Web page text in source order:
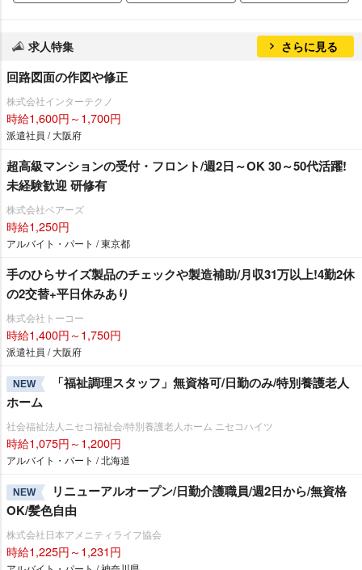
求人特集 さらに見る
回路図面の作図や修正
株式会社インターテクノ
時給1,600円～1,700円
派遣社員 / 大阪府
超高級マンションの受付・フロント/週2日～OK 30～50代活躍!
未経験歓迎 研修有
株式会社ベアーズ
時給1,250円
アルバイト・パート / 東京都
手のひらサイズ製品のチェックや製造補助/月収31万以上!4勤2休
の2交替+平日休みあり
株式会社トーコー
時給1,400円～1,750円
派遣社員 / 大阪府
NEW
「福祉調理スタッフ」無資格可/日勤のみ/特別養護老人
ホーム
社会福祉法人ニセコ福祉会/特別養護老人ホーム ニセコハイツ
時給1,075円～1,200円
アルバイト・パート / 北海道
NEW
リニューアルオープン/日勤介護職員/週2日から/無資格
OK/髪色自由
株式会社日本アメニティライフ協会
時給1,225円～1,231円